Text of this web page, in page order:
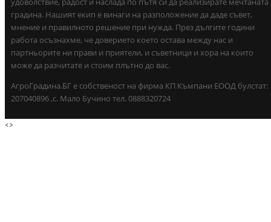
градина. Нашият екип е винаги на разположение да даде съвет,
мнение и правилното решение при нужда. През дългите години
работа осъзнахме, че доверието което остава между нас и
партньорите ни прави и приятели, и съветници и хора на които
може да разчитате и стоим плътно до вас.
АгроГрадина.БГ е собственост на фирма КП Къмпани ЕООД булстат:
207040896 ,с. Мало Бучино тел. 0888320724
<>